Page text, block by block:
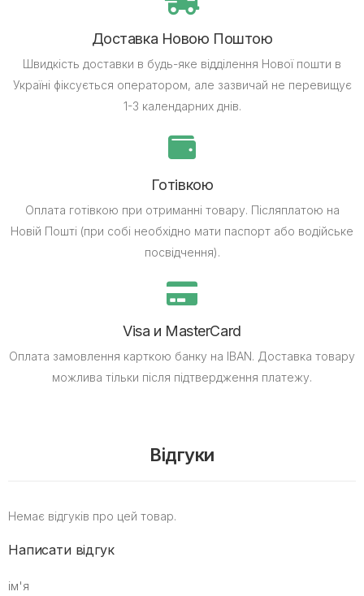
Доставка Новою Поштою
Швидкість доставки в будь-яке відділення Нової пошти в
Україні фіксується оператором, але зазвичай не перевищує
1-3 календарних днів.
Готівкою
Оплата готівкою при отриманні товару. Післяплатою на
Новій Пошті (при собі необхідно мати паспорт або водійське
посвідчення).
Visa и MasterCard
Оплата замовлення карткою банку на IBAN. Доставка товару
можлива тільки після підтвердження платежу.
Відгуки
Немає відгуків про цей товар.
Написати відгук
ім'я